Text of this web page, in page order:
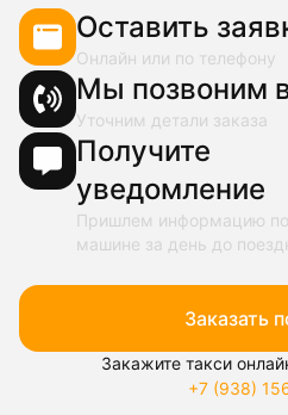
Оставить
Онлайн или по телефону
Мы позвоним
Уточним детали заказа
Получите
уведомление
Пришлем информацию
машине за день до
Заказать
Закажите такси
+7 (938)